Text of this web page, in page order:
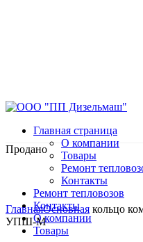
Главная страница
О компании
Товары
Ремонт
Контакты
Ремонт тепловозов
Контакты
О компании
Товары
Продано
Нажмите, чтобы увеличить
ГлавнаяОсновная кольцо
УПШ-М